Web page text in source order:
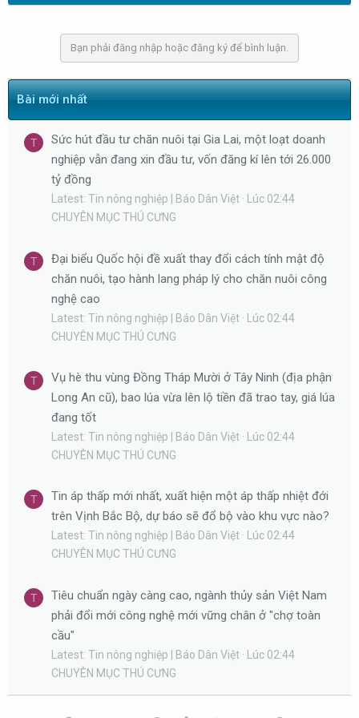
b
y
Bạn phải đăng nhập hoặc đăng ký để bình luận.
Bài mới nhất
T
Sức hút đầu tư chăn nuôi tại Gia Lai, một loạt doanh
nghiệp vẫn đang xin đầu tư, vốn đăng kí lên tới 26.000
tỷ đồng
Latest: Tin nông nghiệp | Báo Dân Việt
Lúc 02:44
CHUYÊN MỤC THÚ CƯNG
T
Đại biểu Quốc hội đề xuất thay đổi cách tính mật độ
chăn nuôi, tạo hành lang pháp lý cho chăn nuôi công
nghệ cao
Latest: Tin nông nghiệp | Báo Dân Việt
Lúc 02:44
CHUYÊN MỤC THÚ CƯNG
T
Vụ hè thu vùng Đồng Tháp Mười ở Tây Ninh (địa phận
Long An cũ), bao lúa vừa lên lộ tiền đã trao tay, giá lúa
đang tốt
Latest: Tin nông nghiệp | Báo Dân Việt
Lúc 02:44
CHUYÊN MỤC THÚ CƯNG
T
Tin áp thấp mới nhất, xuất hiện một áp thấp nhiệt đới
trên Vịnh Bắc Bộ, dự báo sẽ đổ bộ vào khu vực nào?
Latest: Tin nông nghiệp | Báo Dân Việt
Lúc 02:44
CHUYÊN MỤC THÚ CƯNG
T
Tiêu chuẩn ngày càng cao, ngành thủy sản Việt Nam
phải đổi mới công nghệ mới vững chân ở "chợ toàn
cầu"
Latest: Tin nông nghiệp | Báo Dân Việt
Lúc 02:44
CHUYÊN MỤC THÚ CƯNG